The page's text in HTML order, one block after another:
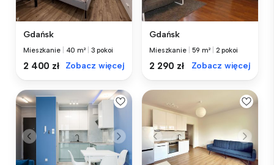
Gdańsk
Mieszkanie 40 m² 3 pokoi
2 400 zł Zobacz więcej
Gdańsk
Mieszkanie 59 m² 2 pokoi
2 290 zł Zobacz więcej